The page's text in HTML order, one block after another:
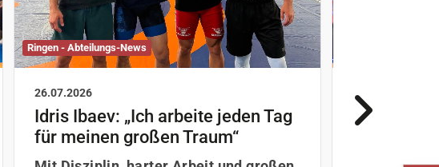
Ringen - Abteilungs-News
Idris Ibaev: „Ich arbeite jeden Tag
für meinen großen Traum“